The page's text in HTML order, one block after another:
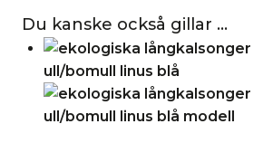
Du kanske också gillar …